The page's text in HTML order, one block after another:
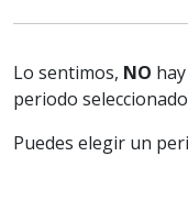
Lo sentimos, NO
periodo
Puedes elegir un